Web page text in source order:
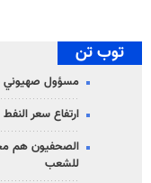
توب تن
مسؤول صهيوني
ارتفاع سعر النفط إلى 83 دولاراً و55
الصحفيون هم
للشعب